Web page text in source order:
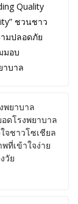
Quality
ชวนชาว
มปลอดภัย
มอบ
าบาล
พยาบาล
ดโรงพยาบาล
จชาวโซเชียล
ที่เข้าใจง่าย
วัย